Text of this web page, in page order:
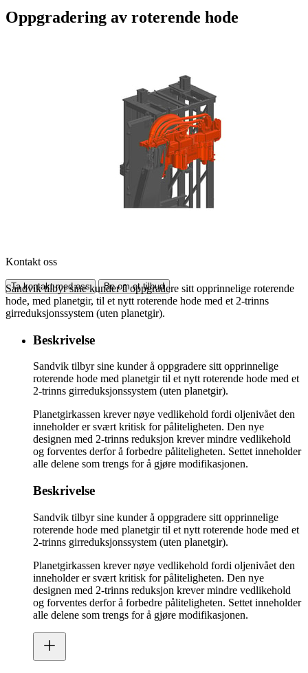
Oppgradering av roterende hode
Kontakt oss
Ta kontakt med oss Be om et tilbud
Sandvik tilbyr sine kunder å oppgradere sitt opprinnelige roterende
hode, med planetgir, til et nytt roterende hode med et 2-trinns
girreduksjonssystem (uten planetgir).
Beskrivelse
Sandvik tilbyr sine kunder å oppgradere sitt opprinnelige
roterende hode med planetgir til et nytt roterende hode med et
2-trinns girreduksjonssystem (uten planetgir).
Planetgirkassen krever nøye vedlikehold fordi oljenivået den
inneholder er svært kritisk for påliteligheten. Den nye
designen med 2-trinns reduksjon krever mindre vedlikehold
og forventes derfor å forbedre påliteligheten. Settet inneholder
alle delene som trengs for å gjøre modifikasjonen.
Beskrivelse
Sandvik tilbyr sine kunder å oppgradere sitt opprinnelige
roterende hode med planetgir til et nytt roterende hode med et
2-trinns girreduksjonssystem (uten planetgir).
Planetgirkassen krever nøye vedlikehold fordi oljenivået den
inneholder er svært kritisk for påliteligheten. Den nye
designen med 2-trinns reduksjon krever mindre vedlikehold
og forventes derfor å forbedre påliteligheten. Settet inneholder
alle delene som trengs for å gjøre modifikasjonen.